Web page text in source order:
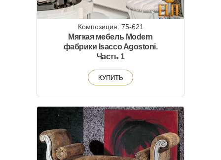
Композиция: 75-621
Мягкая мебель Modern
фабрики Isacco Agostoni.
Часть 1
КУПИТЬ